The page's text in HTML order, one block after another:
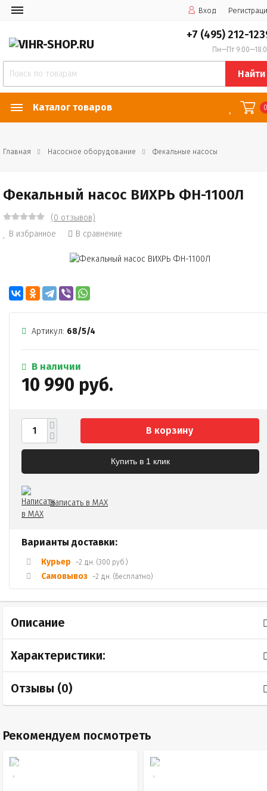
Вход
+7 (495) 212-
Пн—Пт
Найти
Каталог товаров
Главная Насосное оборудование Фекальные насосы
Фекальный насос ВИХРЬ ФН-1100Л
(0 отзывов)
В избранное
В сравнение
Артикул: 68/5/4
В наличии
10 990 руб.
В корзину
Купить в 1 клик
Написать в MAX
Варианты доставки:
Курьер ~2 дн. (300 руб.)
Самовывоз ~2 дн. (Бесплатно)
Описание
Характеристики:
Отзывы (0)
Рекомендуем посмотреть